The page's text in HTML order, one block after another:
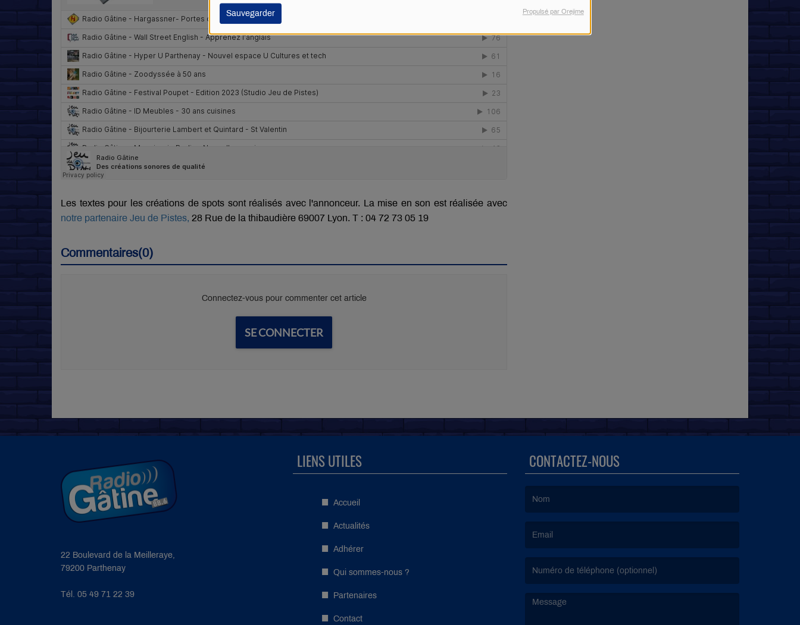
Sauvegarder Propulsé par Orejime
Les textes pour les créations de spots sont réalisés avec l'annonceur. La mise en son est réalisée avec
notre partenaire Jeu de Pistes, 28 Rue de la thibaudière 69007 Lyon. T : 04 72 73 05 19
Commentaires(0)
Connectez-vous pour commenter cet article
SE CONNECTER
22 Boulevard de la Meilleraye,
79200 Parthenay
Tél. 05 49 71 22 39
LIENS UTILES
Accueil
Actualités
Adhérer
Qui sommes-nous ?
Partenaires
Contact
CONTACTEZ-NOUS